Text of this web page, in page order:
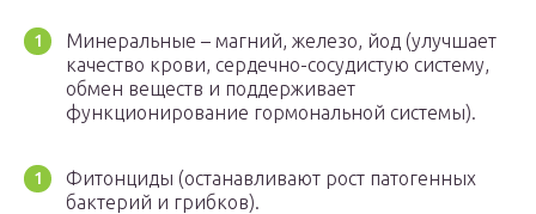
Минеральные – магний, железо, йод (улучшает
качество крови, сердечно-сосудистую систему,
обмен веществ и поддерживает
функционирование гормональной системы).
Фитонциды (останавливают рост патогенных
бактерий и грибков).